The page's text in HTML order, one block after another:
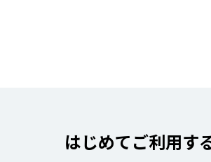
はじめてご利用す